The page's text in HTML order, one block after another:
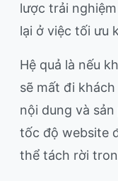
lược trải
lại ở việc tối ưu
Hệ quả là nếu
sẽ mất đi
nội dung và
tốc độ website
thể tách rời